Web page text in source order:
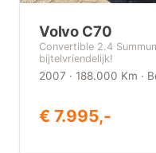
Volvo C70
Convertible 2.4
bijtelvriendelijk!
2007 · 188.000 Km ·
€ 7.995,-